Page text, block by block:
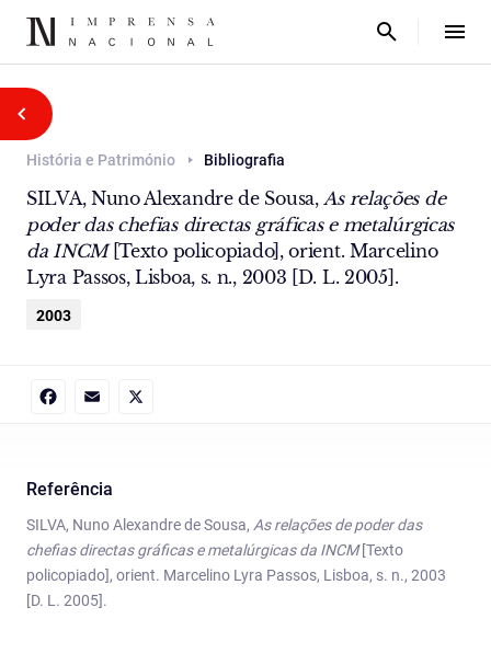
História e Património Bibliografia
SILVA, Nuno Alexandre de Sousa,As relações de
poder das chefias directas gráficas e metalúrgicas
da INCM[Texto policopiado], orient. Marcelino
Lyra Passos, Lisboa, s. n., 2003 [D. L. 2005].
2003
Referência
SILVA, Nuno Alexandre de Sousa, As relações de poder das
chefias directas gráficas e metalúrgicas da INCM[Texto
policopiado], orient. Marcelino Lyra Passos, Lisboa, s. n., 2003
[D. L. 2005].